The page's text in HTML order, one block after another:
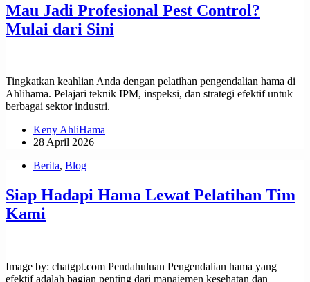
Mau Jadi Profesional Pest Control?
Mulai dari Sini
Tingkatkan keahlian Anda dengan pelatihan pengendalian hama di
Ahlihama. Pelajari teknik IPM, inspeksi, dan strategi efektif untuk
berbagai sektor industri.
Keny AhliHama
28 April 2026
Berita, Blog
Siap Hadapi Hama Lewat Pelatihan Tim
Kami
Image by: chatgpt.com Pendahuluan Pengendalian hama yang
efektif adalah bagian penting dari manajemen kesehatan dan